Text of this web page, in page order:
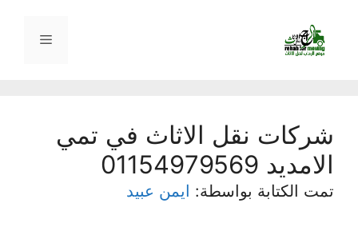
المحتوى
القائمة
شركات نقل الاثاث في تمي
الامديد 01154979569
تمت الكتابة بواسطة: ايمن عبيد